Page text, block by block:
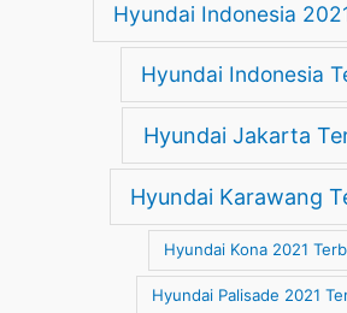
Hyundai Indonesia
Hyundai Indonesia
Hyundai Jakarta
Hyundai Karawang
Hyundai Kona 2021
Hyundai Palisade 2021